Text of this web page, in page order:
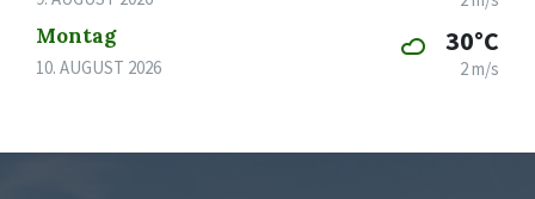
Montag
10. AUGUST 2026
30°C
2 m/s